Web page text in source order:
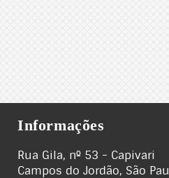
Informações
Rua Gila, nº 53 - Capivari
Campos do Jordão, São